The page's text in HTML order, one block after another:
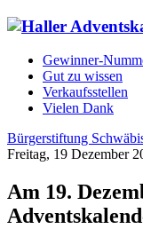
Gewinner-
Gut zu wissen
Verkaufsstellen
Vielen Dank
Bürgerstiftung
Freitag, 19 Dezember
Am 19.